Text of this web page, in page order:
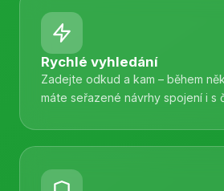
Rychlé vyhledání
Zadejte odkud a kam – během
máte seřazené návrhy spojení i s